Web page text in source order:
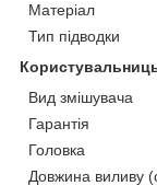
Матеріал
Тип підводки
Вид змішувача
Гарантія
Головка
Довжина виливу